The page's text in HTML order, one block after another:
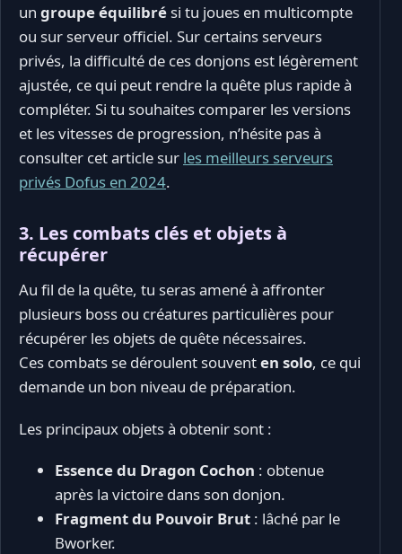
un groupe équilibré si tu joues en multicompte
ou sur serveur officiel. Sur certains serveurs
privés, la difficulté de ces donjons est légèrement
ajustée, ce qui peut rendre la quête plus rapide à
compléter. Si tu souhaites comparer les versions
et les vitesses de progression, n’hésite pas à
consulter cet article sur les meilleurs serveurs
privés Dofus en 2024.
3. Les combats clés et objets à
récupérer
Au fil de la quête, tu seras amené à affronter
plusieurs boss ou créatures particulières pour
récupérer les objets de quête nécessaires.
Ces combats se déroulent souventen solo, ce qui
demande un bon niveau de préparation.
Les principaux objets à obtenir sont :
Essence du Dragon Cochon : obtenue
après la victoire dans son donjon.
Fragment du Pouvoir Brut : lâché par le
Bworker.